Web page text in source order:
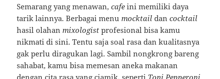
Semarang yang menawan,cafe ini memiliki daya
tarik lainnya. Berbagai menu mocktail dancocktail
hasil olahan mixologist profesional bisa kamu
nikmati di sini. Tentu saja soal rasa dan kualitasnya
gak perlu diragukan lagi. Sambil nongkrong bareng
sahabat, kamu bisa memesan aneka makanan
dengan cita rasa yang ciamik, seperti Toni Pepperoni